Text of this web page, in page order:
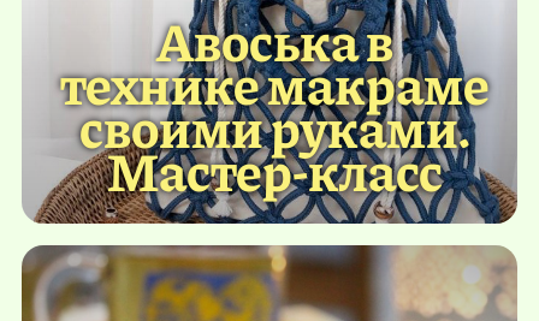
Авоська в
технике макраме
своими руками.
Мастер-класс